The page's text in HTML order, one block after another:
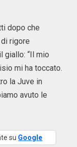
dopo che
rigore
giallo: “Il mio
mi ha toccato.
la Juve in
avuto le
su Google